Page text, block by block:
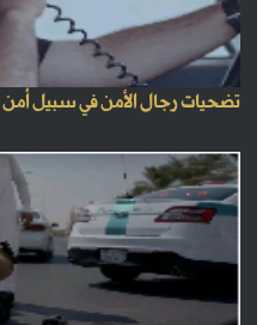
تضحيات رجال الأمن في سبيل